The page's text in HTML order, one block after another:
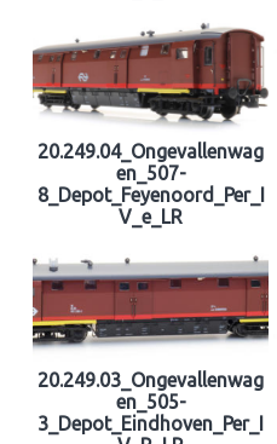
20.249.04_Ongevallenwag
en_507-
8_Depot_Feyenoord_Per_I
V_e_LR
20.249.03_Ongevallenwag
en_505-
3_Depot_Eindhoven_Per_I